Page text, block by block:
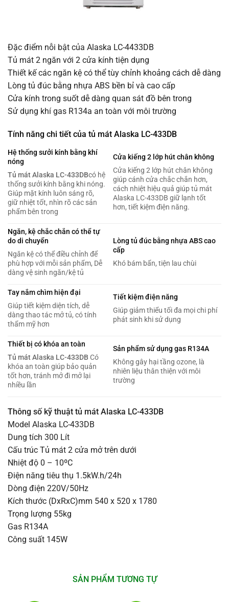
Đặc điểm nỗi bật của Alaska LC-4433DB
Tủ mát 2 ngăn với 2 cửa kính tiện dụng
Thiết kế các ngăn kệ có thể tùy chỉnh khoảng cách dễ dàng
Lòng tủ đúc bằng nhựa ABS bền bỉ và cao cấp
Cửa kính trong suốt dễ dàng quan sát đồ bên trong
Sử dụng khí gas R134a an toàn với môi trường
Tính năng chi tiết của tủ mát Alaska LC-433DB
Hệ thống sưởi kính bằng khí
nóng
Tủ mát Alaska LC-433DBcó hệ
thống sưởi kính bằng khi nóng.
Giúp mặt kính luôn sáng rõ,
giữ nhiệt tốt, nhìn rõ các sản
phẩm bên trong
Cửa kiếng 2 lớp hút chân không
Cửa kiếng 2 lớp hút chân không
giúp cánh cửa chắc chắn hơn,
cách nhiệt hiệu quả giúp tủ mát
Alaska LC-433DB giữ lạnh tốt
hơn, tiết kiệm điện năng.
Ngăn, kệ chắc chắn có thể tự
do di chuyển
Ngăn kệ có thể điều chỉnh để
phù hợp với mỗi sản phẩm, Dễ
dàng vệ sinh ngăn/kệ tủ
Lòng tủ đúc bằng nhựa ABS cao
cấp
Khó bám bẩn, tiện lau chùi
Tay nắm chìm hiện đại
Giúp tiết kiệm diện tích, dễ
dàng thao tác mở tủ, có tính
thẩm mỹ hơn
Tiết kiệm điện năng
Giúp giảm thiểu tối đa mọi chi phí
phát sinh khi sử dụng
Thiết bị có khóa an toàn
Tủ mát Alaska LC-433DB Có
khóa an toàn giúp bảo quản
tốt hơn, tránh mở đi mở lại
nhiều lần
Sản phẩm sử dụng gas R134A
Không gây hại tầng ozone, là
nhiên liệu thân thiện với môi
trường
Thông số kỹ thuật tủ mát Alaska LC-433DB
Model Alaska LC-433DB
Dung tích 300 Lít
Cấu trúc Tủ mát 2 cửa mở trên dưới
Nhiệt độ 0 – 10ºC
Điện năng tiêu thụ 1.5kW.h/24h
Dòng điện 220V/50Hz
Kích thước (DxRxC)mm 540 x 520 x 1780
Trọng lượng 55kg
Gas R134A
Công suất 145W
SẢN PHẨM TƯƠNG TỰ